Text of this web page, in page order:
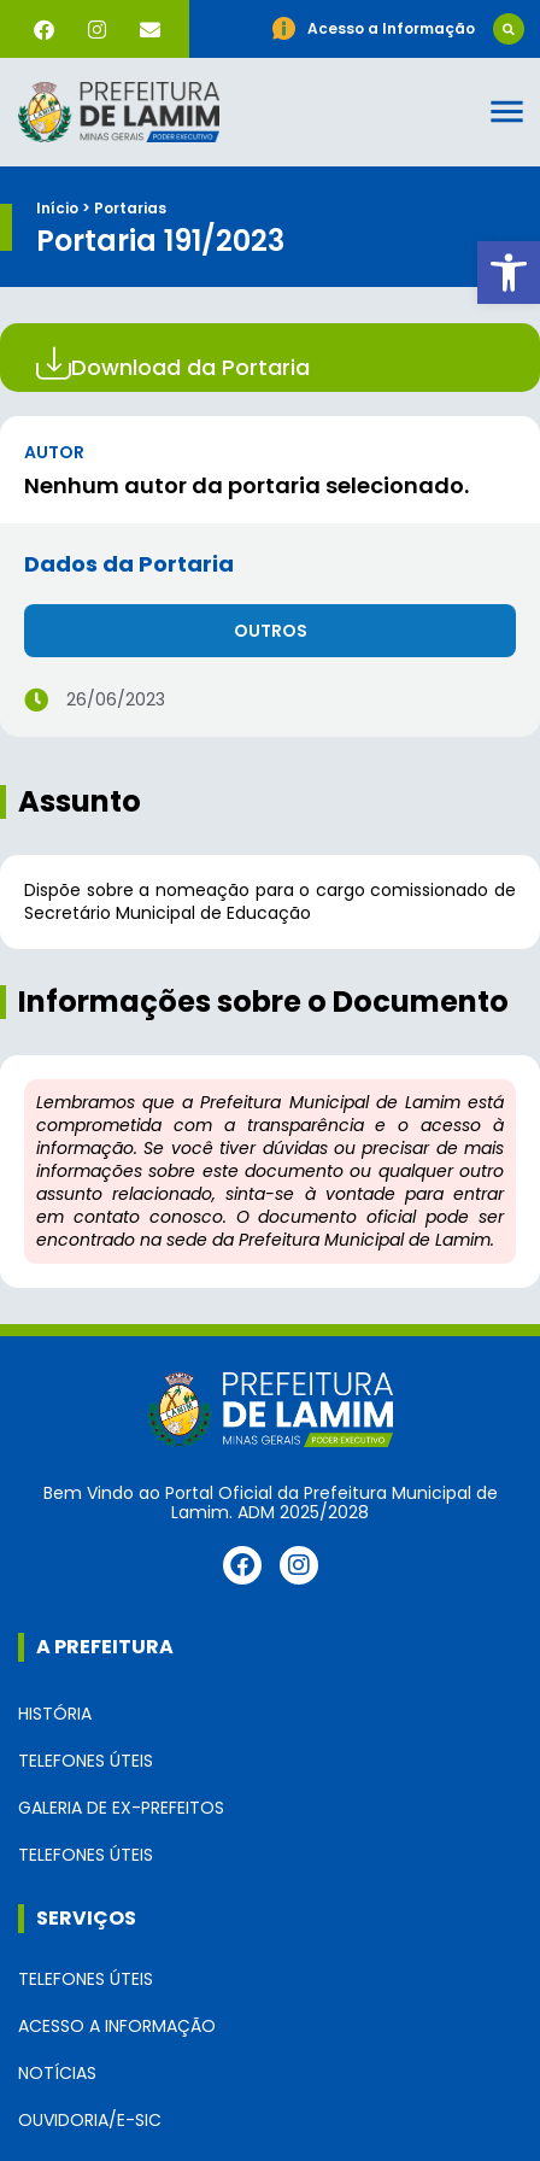
Acesso a Informação
Início > Portarias
Portaria 191/2023
Download da Portaria
AUTOR
Nenhum autor da portaria selecionado.
Dados da Portaria
OUTROS
26/06/2023
Assunto
Dispõe sobre a nomeação para o cargo comissionado de
Secretário Municipal de Educação
Informações sobre o Documento
Lembramos que a Prefeitura Municipal de Lamim está
comprometida com a transparência e o acesso à
informação. Se você tiver dúvidas ou precisar de mais
informações sobre este documento ou qualquer outro
assunto relacionado, sinta-se à vontade para entrar
em contato conosco. O documento oficial pode ser
encontrado na sede da Prefeitura Municipal de Lamim.
Bem Vindo ao Portal Oficial da Prefeitura Municipal de
Lamim. ADM 2025/2028
A PREFEITURA
HISTÓRIA
TELEFONES ÚTEIS
GALERIA DE EX-PREFEITOS
TELEFONES ÚTEIS
SERVIÇOS
TELEFONES ÚTEIS
ACESSO A INFORMAÇÃO
NOTÍCIAS
OUVIDORIA/E-SIC